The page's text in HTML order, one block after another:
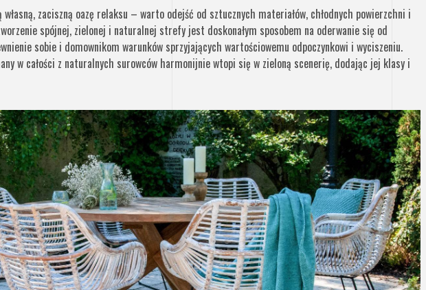
zaciszną oazę relaksu – warto odejść od sztucznych materiałów, chłodnych powierzchni i
spójnej, zielonej i naturalnej strefy jest doskonałym sposobem na oderwanie się od
sobie i domownikom warunków sprzyjających wartościowemu odpoczynkowi i wyciszeniu.
w całości z naturalnych surowców harmonijnie wtopi się w zieloną scenerię, dodając jej klasy i